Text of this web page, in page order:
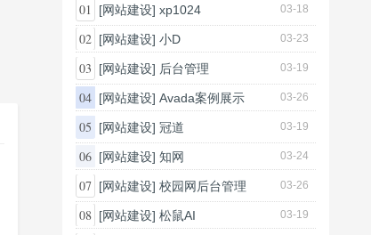
01 [网站建设] xp1024 03-18
02 [网站建设] 小D 03-23
03 [网站建设] 后台管理 03-19
04 [网站建设] Avada案例展示 03-26
05 [网站建设] 冠道 03-19
06 [网站建设] 知网 03-24
07 [网站建设] 校园网后台管理 03-26
08 [网站建设] 松鼠AI 03-19